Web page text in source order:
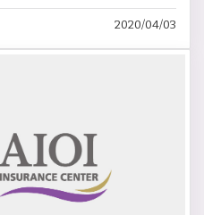
2020/04/03